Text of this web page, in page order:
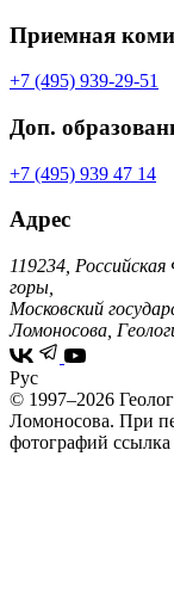
Приемная
+7 (495) 939-29-51
Доп.
+7 (495) 939 47 14
Адрес
119234,
горы,
Московский
Ломоносова,
Рус
© 1997–2026
Ломоносова. При
фотографий ссылка